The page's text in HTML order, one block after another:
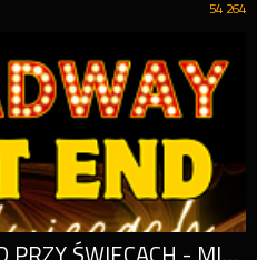
54 264
BROADWAY I WEST END PRZY ŚWIECACH - MISTRZOWIE MUSICALU